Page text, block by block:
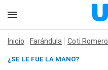
Inicio Farándula Coti Romero
¿SE LE FUE LA MANO?